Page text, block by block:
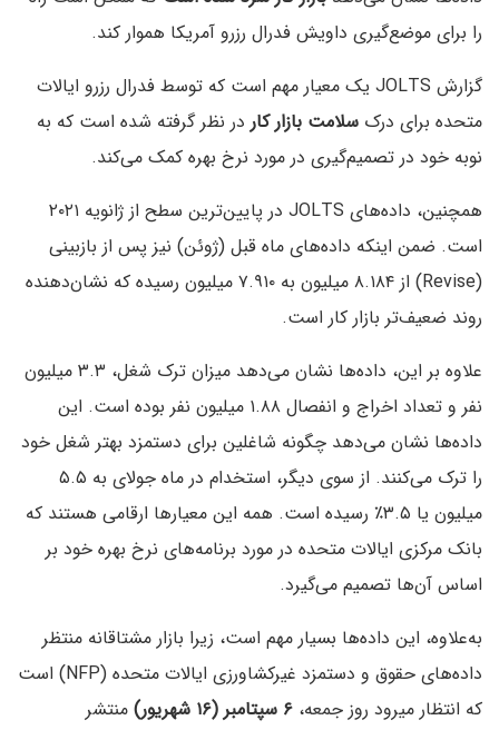
را برای موضع‌گیری داویش فدرال رزرو آمریکا هموار کند.
گزارش JOLTS یک معیار مهم است که توسط فدرال رزرو ایالات
متحده برای درک سلامت بازار کاردر نظر گرفته شده است که به
نوبه خود در تصمیم‌گیری در مورد نرخ بهره کمک می‌کند.
همچنین، داده‌های JOLTS در پایین‌ترین سطح از ژانویه ۲۰۲۱
است. ضمن اینکه داده‌های ماه قبل (ژوئن) نیز پس از بازبینی
(Revise) از ۸.۱۸۴ میلیون به ۷.۹۱۰ میلیون رسیده که نشان‌دهنده
روند ضعیف‌تر بازار کار است.
علاوه بر این، داده‌ها نشان می‌دهد میزان ترک شغل، ۳.۳ میلیون
نفر و تعداد اخراج و انفصال ۱.۸۸ میلیون نفر بوده است. این
داده‌ها نشان می‌دهد چگونه شاغلین برای دستمزد بهتر شغل خود
را ترک می‌کنند. از سوی دیگر، استخدام در ماه جولای به ۵.۵
میلیون یا ۳.۵٪ رسیده است. همه این معیارها ارقامی هستند که
بانک مرکزی ایالات متحده در مورد برنامه‌های نرخ بهره خود بر
اساس آن‌ها تصمیم می‌گیرد.
به‌علاوه، این داده‌ها بسیار مهم است، زیرا بازار مشتاقانه منتظر
داده‌های حقوق و دستمزد غیرکشاورزی ایالات متحده (NFP) است
که انتظار میرود روز جمعه، ۶ سپتامبر (۱۶ شهریور)
منتشر